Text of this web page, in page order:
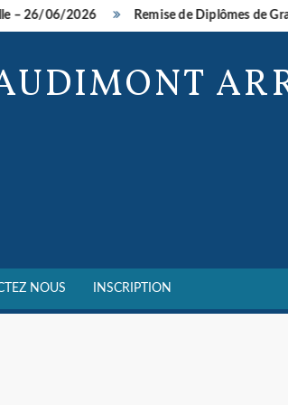
26/06/2026 Remise de Diplômes de
NOUS INSCRIPTION